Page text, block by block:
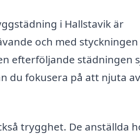
i Hallstavik är
och med
efterföljande städningen
du fokusera på att njuta
trygghet. De anställda